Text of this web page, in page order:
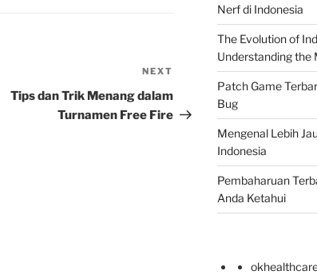
Post
NEXT
Tips dan Trik Menang dalam
Turnamen Free Fire
Nerf di Indonesia
The Evolution of
Understanding the
Patch Game
Bug
Mengenal Lebih
Indonesia
Pembaharuan
Anda Ketahui